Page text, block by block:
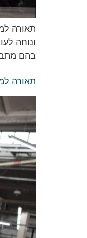
תאורה
ונוחה
בהם
תאורה